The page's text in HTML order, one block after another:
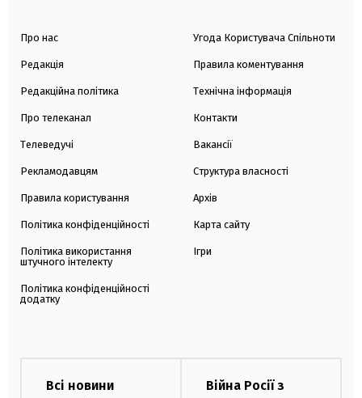
Про нас
Редакція
Редакційна політика
Про телеканал
Телеведучі
Рекламодавцям
Правила користування
Політика конфіденційності
Політика використання
штучного інтелекту
Політика конфіденційності
додатку
Угода Користувача Спільноти
Правила коментування
Технічна інформація
Контакти
Вакансії
Структура власності
Архів
Карта сайту
Ігри
Всі новини
Війна Росії з